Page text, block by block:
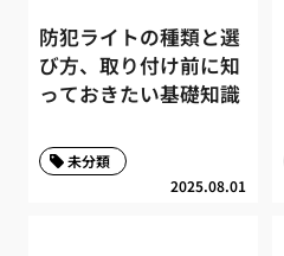
防犯ライトの種類と選
び方、取り付け前に知
っておきたい基礎知識
2025.08.01
未分類